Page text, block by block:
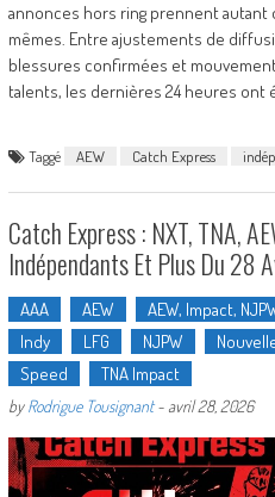
annonces hors ring prennent
mêmes. Entre ajustements de
blessures confirmées et
talents, les dernières 24 heures ont
Taggé AEW Catch Express
Catch Express : NXT, TNA,
Indépendants Et Plus Du 28
AAA AEW AEW, Impact,
Indy
LFG NJPW
Speed
TNA Impact
byRodrigue Tousignant- avril 28, 2026